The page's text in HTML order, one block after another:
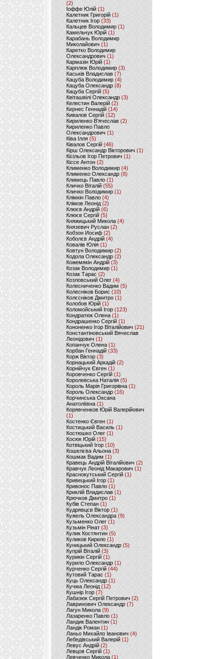
(2)
Іоффе Юлій (1)
Калетник Григорій(1)
Калетник Ігор (33)
Кальцев Володимир(1)
Камельчук Юрій (1)
Карабань Володимир
Миколайович (1)
Каретко Володимир
Олександрович (1)
Кармазін Юрій(1)
Карплюк Володимир(3)
Каськів Владислав (7)
Кацуба Володимир (4)
Кацуба Олександр (8)
Кацуба Сергій (5)
Квіташвілі Олександр(3)
Келестин Валерій(2)
Кернес Геннадій (14)
Кивалов Сергій (12)
Кириленко В’ячеслав (2)
Кириленко Павло
Олександрович (1)
Ківа Ілля (5)
Ківалов Сергій(46)
Кірш Олександр Вікторович (1)
Кісільов Ігор Петрович (1)
Кіссе Антон (2)
Клименко Володимир(4)
Клименко Олександр (8)
Климець Павло (1)
Кличко Віталій(55)
Кличко Володимир (1)
Клімкін Павло (4)
Клімов Леонід(2)
Клюєв Андрій(6)
Клюєв Сергій (5)
Княжицький Микола(4)
Князевич Руслан (2)
Кобзон Иосиф(2)
Коболєв Андрій (4)
Ковалів Юлія(1)
Ковтун Володимир (2)
Кодола Олександр (2)
Кожемякін Андрій (3)
Козак Володимир (1)
Козак Тарас (2)
Козловський Олег(4)
Колесниченко Вадим (5)
Колесніков Борис (10)
Колєсніков Дмитро (1)
Колобов Юрій (1)
Коломойський Ігор (123)
Кондратюк Олена(1)
Кондрашенко Сергій (1)
Кононенко Ігор Віталійович (21)
Константіновський Вячеслав
Леонідович (1)
Копанчук Олена (1)
Корбан Геннадій (33)
Корж Віктор (3)
Корнацький Аркадій (2)
Корнійчук Євген (1)
Коровченко Сергій (1)
Королевська Наталія(5)
Король Марія Григорівна (1)
Король Олександр (16)
Корчинська Оксана
Анатоліївна (1)
Корявченков Юрій Валерійович
(1)
Костенко Євген (1)
Костицький Василь (1)
Костюшко Олег (1)
Косюк Юрій (15)
Котвіцький Ігор (10)
Кошелєва Альона(3)
Кошмак Вадим (1)
Кравець Андрій Віталійович (2)
Кравчук Леонід Макарович (1)
Краснокутський Сергій (1)
Кривецький Ігор (1)
Кривонос Павло (1)
Криклій Владислав (1)
Крючков Дмитро(1)
Кубів Степан(1)
Кудрявцєв Віктор (1)
Кужель Олександра (9)
Кузьменко Олег (1)
Кузьмін Рінат(3)
Кулик Костянтин(5)
Куликов Кирило (1)
Куницький Олександр (5)
Купрій Віталій (3)
Курикін Сергій(1)
Курило Олександр (1)
Курченко Сергій (44)
Кутовий Тарас (1)
Куць Олександр (1)
Кучма Леонід (12)
Кушнір Ігор(7)
Лабазюк Сергій Петрович (2)
Лавринович Олександр(7)
Лагун Микола(9)
Лазаренко Павло (1)
Ландик Валентин (1)
Ландік Роман (1)
Ланьо Михайло Іванович(4)
Лебедівський Валерій(1)
Левус Андрій(2)
Левцов Сергій (1)
Левченко Микола (1)